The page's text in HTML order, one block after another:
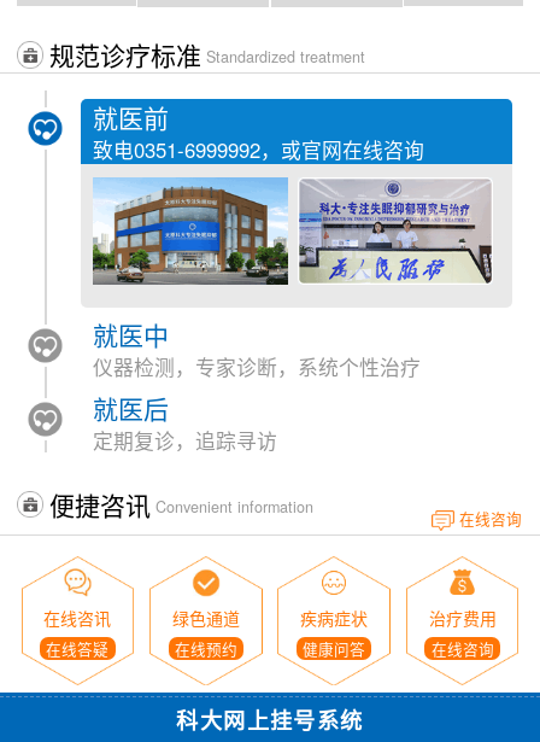
规范诊疗标准 Standardized treatment
就医前
致电0351-6999992，或官网在线咨询
就医中
仪器检测，专家诊断，系统个性治疗
就医后
定期复诊，追踪寻访
便捷咨讯 Convenient information
在线咨询
在线咨讯
在线答疑
绿色通道
在线预约
疾病症状
健康问答
治疗费用
在线咨询
科大网上挂号系统